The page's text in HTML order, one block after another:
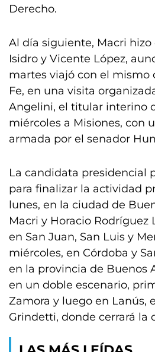
Derecho.
Al día siguiente, Macri
Isidro y Vicente López,
martes viajó con el mismo
Fe, en una visita
Angelini, el titular interino
miércoles a Misiones, con
armada por el senador
La candidata presidencial
para finalizar la actividad
lunes, en la ciudad de
Macri y Horacio Rodríguez
en San Juan, San Luis y
miércoles, en Córdoba y
en la provincia de Buenos
en un doble escenario,
Zamora y luego en Lanús,
Grindetti, donde cerrará la